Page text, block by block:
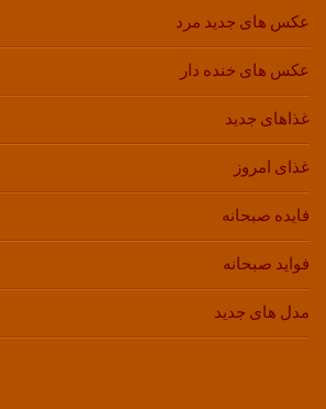
عکس های جدید مرد
عکس های خنده دار
غذاهای جدید
غذای امروز
فایده صبحانه
فواید صبحانه
مدل های جدید